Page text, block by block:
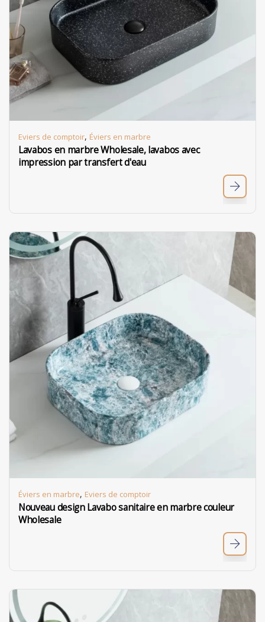
Eviers de comptoir, Éviers en marbre
Lavabos en marbre Wholesale, lavabos avec
impression par transfert d'eau
Éviers en marbre, Eviers de comptoir
Nouveau design Lavabo sanitaire en marbre couleur
Wholesale